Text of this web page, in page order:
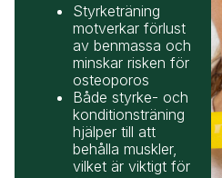
Styrketräning
motverkar förlust
av benmassa och
minskar risken för
osteoporos
Både styrke- och
konditionsträning
hjälper till att
behålla muskler,
vilket är viktigt för